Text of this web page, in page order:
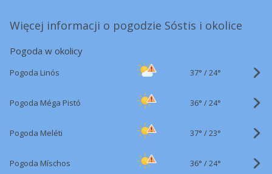
Więcej informacji o pogodzie Sóstis i okolice
Pogoda w okolicy
Pogoda Linós 37° /24°
Pogoda Méga Pistó 36° /24°
Pogoda Meléti 37° /23°
Pogoda Míschos 36° /24°